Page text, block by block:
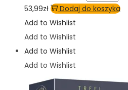
53,99zł
Dodaj do koszyka
Add to Wishlist
Add to Wishlist
Add to Wishlist
Add to Wishlist